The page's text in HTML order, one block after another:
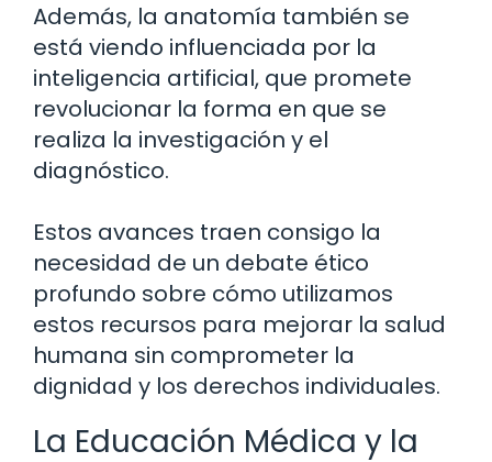
Además, la anatomía también se
está viendo influenciada por la
inteligencia artificial, que promete
revolucionar la forma en que se
realiza la investigación y el
diagnóstico.
Estos avances traen consigo la
necesidad de un debate ético
profundo sobre cómo utilizamos
estos recursos para mejorar la salud
humana sin comprometer la
dignidad y los derechos individuales.
La Educación Médica y la